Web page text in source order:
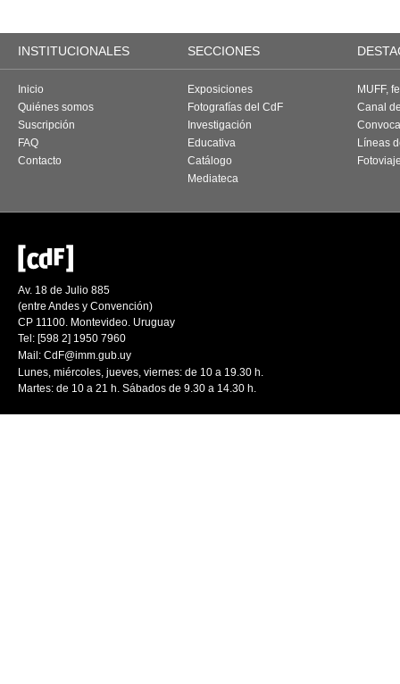
INSTITUCIONALES SECCIONES
Inicio
Quiénes somos
Suscripción
FAQ
Contacto
Exposiciones
Fotografías del CdF
Investigación
Educativa
Catálogo
Mediateca
MUFF,
Canal
Líneas
Av. 18 de Julio 885
(entre Andes y Convención)
CP 11100. Montevideo. Uruguay
Tel: [598 2] 1950 7960
Mail: CdF@imm.gub.uy
Lunes, miércoles, jueves, viernes: de 10 a 19.30 h.
Martes: de 10 a 21 h. Sábados de 9.30 a 14.30 h.